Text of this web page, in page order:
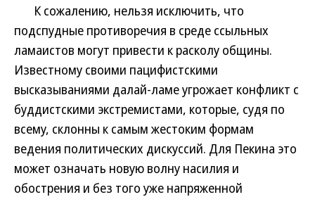
К сожалению, нельзя исключить, что
подспудные противоречия в среде ссыльных
ламаистов могут привести к расколу общины.
Известному своими пацифистскими
высказываниями далай-ламе угрожает конфликт с
буддистскими экстремистами, которые, судя по
всему, склонны к самым жестоким формам
ведения политических дискуссий. Для Пекина это
может означать новую волну насилия и
обострения и без того уже напряженной